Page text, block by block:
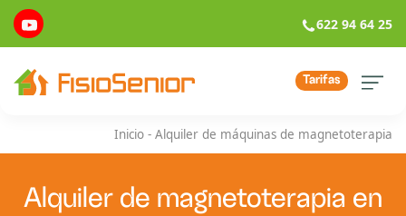
622 94 64 25
Tarifas
Inicio - Alquiler de máquinas de magnetoterapia
Alquiler de magnetoterapia en